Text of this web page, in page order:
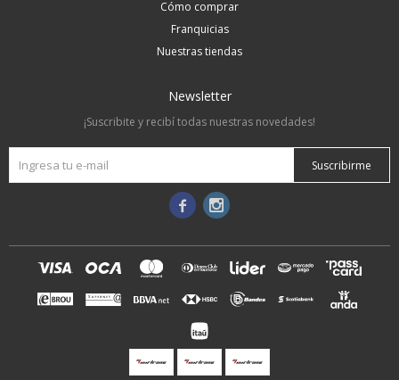
Cómo comprar
Franquicias
Nuestras tiendas
Newsletter
¡Suscribite y recibí todas nuestras novedades!
Suscribirme
 